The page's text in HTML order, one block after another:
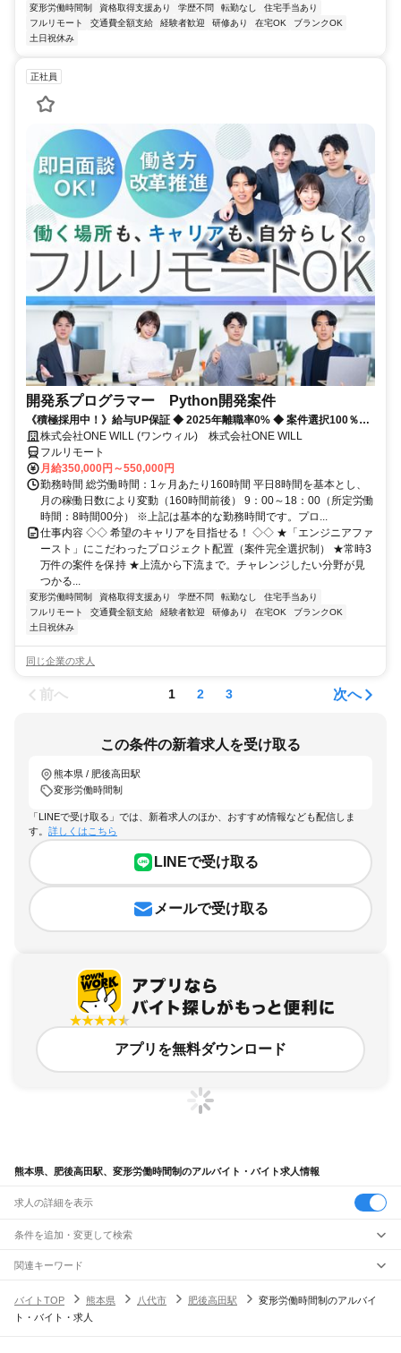
変形労働時間制 資格取得支援あり 学歴不問 転勤なし
住宅手当あり
フルリモート
交通費全額支給 経験者歓迎 研修あり 在宅OK
ブランクOK
土日祝休み
正社員
開発系プログラマー Python開発案件
《積極採用中！》給与UP保証 ◆ 2025年離職率0% ◆ 案件選択100％！
◆ 平均残業7時間！
株式会社ONE WILL (ワンウィル) 株式会社ONE WILL
フルリモート
月給350,000円～550,000円
勤務時間 総労働時間：1ヶ月あたり160時間 平日8時間を基本とし、
月の稼働日数により変動（160時間前後） 9：00～18：00（所定労働
時間：8時間00分） ※上記は基本的な勤務時間です。プロ...
仕事内容 ◇◇ 希望のキャリアを目指せる！ ◇◇ ★「エンジニアファ
ースト」にこだわったプロジェクト配置（案件完全選択制） ★常時3
万件の案件を保持 ★上流から下流まで。チャレンジしたい分野が見
つかる...
変形労働時間制 資格取得支援あり 学歴不問 転勤なし
住宅手当あり
フルリモート
交通費全額支給 経験者歓迎 研修あり 在宅OK
ブランクOK
土日祝休み
同じ企業の求人
前へ 1 2 3 次へ
この条件の新着求人を受け取る
熊本県 / 肥後高田駅
変形労働時間制
「LINEで受け取る」では、新着求人のほか、おすすめ情報なども配信しま
す。 詳しくはこちら
LINEで受け取る
メールで受け取る
アプリを無料ダウンロード
熊本県、肥後高田駅、変形労働時間制のアルバイト・バイト求人情報
求人の詳細を表示
条件を追加・変更して検索
市区町村を追加・変更
熊本県すべて
熊本市 すべて
駅を追加・変更
職種を追加・変更
関連キーワード
バイトTOP
熊本県 八代市 肥後高田駅
変形労働時間制のアルバイ
ト・バイト・求人